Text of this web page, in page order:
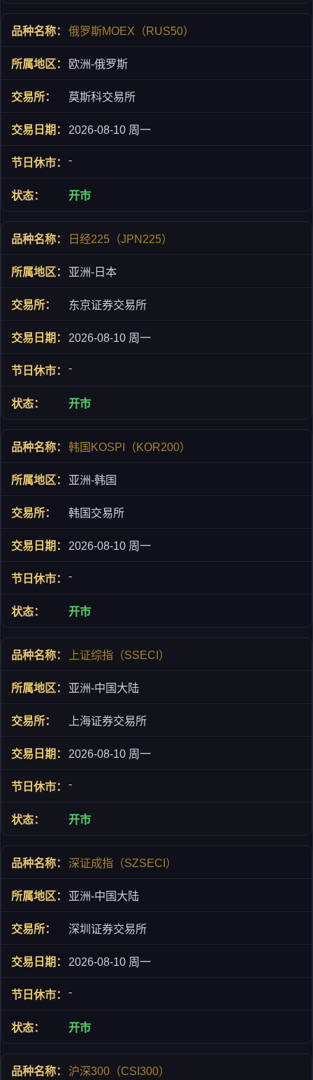
俄罗斯MOEX（RUS50）
欧洲-俄罗斯
莫斯科交易所
2026-08-10 周一
-
开市
日经225（JPN225）
亚洲-日本
东京证券交易所
2026-08-10 周一
-
开市
韩国KOSPI（KOR200）
亚洲-韩国
韩国交易所
2026-08-10 周一
-
开市
上证综指（SSECI）
亚洲-中国大陆
上海证券交易所
2026-08-10 周一
-
开市
深证成指（SZSECI）
亚洲-中国大陆
深圳证券交易所
2026-08-10 周一
-
开市
沪深300（CSI300）